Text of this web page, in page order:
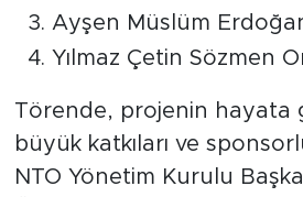
Ayşen Müslüm
Yılmaz Çetin Sözmen
Törende, projenin hayata
büyük katkıları ve
NTO Yönetim Kurulu